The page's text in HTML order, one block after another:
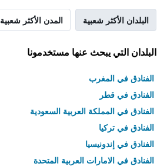
البلدان الأكثر شعبية المدن الأكثر شعبية
البلدان التي يبحث عنها مستخدمونا
الفنادق في المغرب
الفنادق في قطر
الفنادق في المملكة العربية السعودية
الفنادق في تركيا
الفنادق في إندونيسيا
الفنادق في الامارات العربية المتحدة